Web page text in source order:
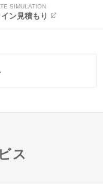
SIMULATION
ン見積もり
ス